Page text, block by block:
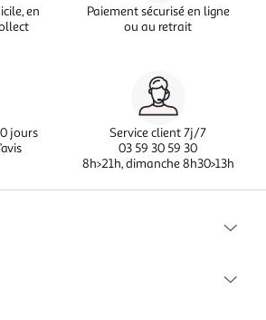
en
Paiement sécurisé en ligne
ou au retrait
jours
Service client 7j/7
03 59 30 59 30
8h>21h, dimanche 8h30>13h